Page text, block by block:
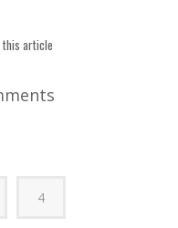
this article
4